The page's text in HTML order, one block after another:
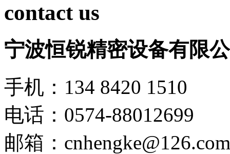
contact us
宁波恒锐精密设备有限
手机：134 8420 1510
电话：0574-88012699
邮箱：cnhengke@126.com